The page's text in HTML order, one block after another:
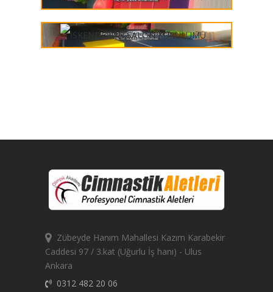
Zübeyde Hanım Mahallesi Kazım Karabekir
Caddesi 97 / 3.kat (Uğurlu İş hanı) - Ulus
Ankara
0312 482 20 06